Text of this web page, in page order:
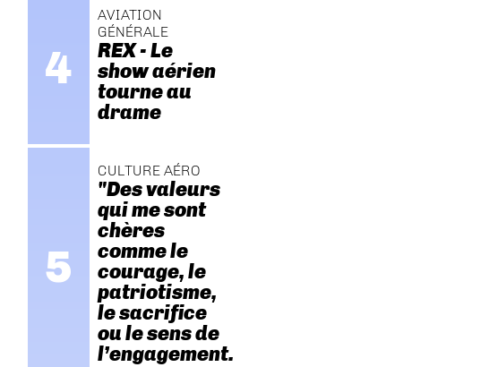
AVIATION
GÉNÉRALE
REX - Le
show aérien
tourne au
drame
CULTURE AÉRO
"Des valeurs
qui me sont
chères
comme le
courage, le
patriotisme,
le sacrifice
ou le sens de
l’engagement."